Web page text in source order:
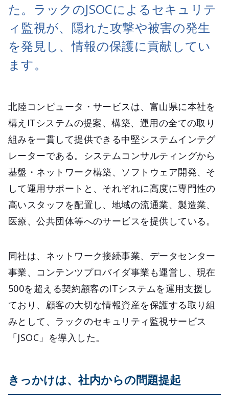
た。ラックのJSOCによるセキュリテ
ィ監視が、隠れた攻撃や被害の発生
を発見し、情報の保護に貢献してい
ます。
北陸コンピュータ・サービスは、富山県に本社を
構えITシステムの提案、構築、運用の全ての取り
組みを一貫して提供できる中堅システムインテグ
レーターである。システムコンサルティングから
基盤・ネットワーク構築、ソフトウェア開発、そ
して運用サポートと、それぞれに高度に専門性の
高いスタッフを配置し、地域の流通業、製造業、
医療、公共団体等へのサービスを提供している。
同社は、ネットワーク接続事業、データセンター
事業、コンテンツプロバイダ事業も運営し、現在
500を超える契約顧客のITシステムを運用支援し
ており、顧客の大切な情報資産を保護する取り組
みとして、ラックのセキュリティ監視サービス
「JSOC」を導入した。
きっかけは、社内からの問題提起